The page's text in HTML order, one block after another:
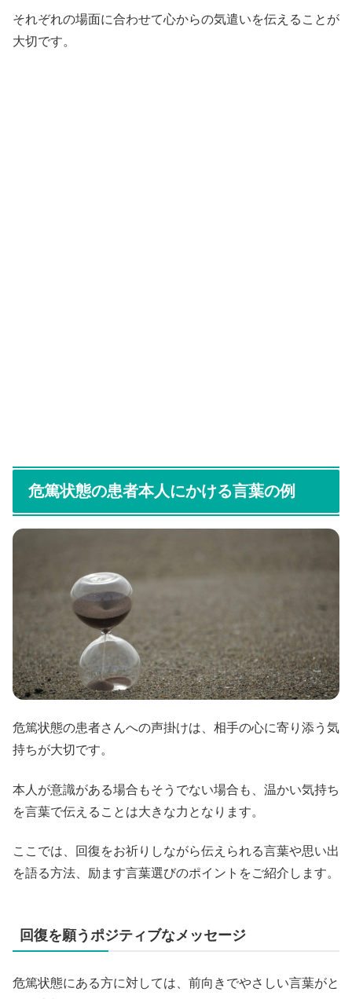
それぞれの場面に合わせて心からの気遣いを伝えることが
大切です。
危篤状態の患者本人にかける言葉の例
危篤状態の患者さんへの声掛けは、相手の心に寄り添う気
持ちが大切です。
本人が意識がある場合もそうでない場合も、温かい気持ち
を言葉で伝えることは大きな力となります。
ここでは、回復をお祈りしながら伝えられる言葉や思い出
を語る方法、励ます言葉選びのポイントをご紹介します。
回復を願うポジティブなメッセージ
危篤状態にある方に対しては、前向きでやさしい言葉がと